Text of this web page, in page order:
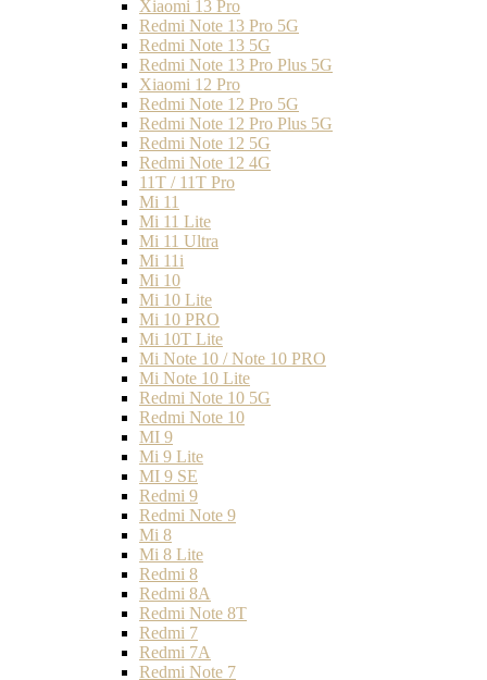
Xiaomi 13 Pro
Redmi Note 13 Pro 5G
Redmi Note 13 5G
Redmi Note 13 Pro Plus 5G
Xiaomi 12 Pro
Redmi Note 12 Pro 5G
Redmi Note 12 Pro Plus 5G
Redmi Note 12 5G
Redmi Note 12 4G
11T / 11T Pro
Mi 11
Mi 11 Lite
Mi 11 Ultra
Mi 11i
Mi 10
Mi 10 Lite
Mi 10 PRO
Mi 10T Lite
Mi Note 10 / Note 10 PRO
Mi Note 10 Lite
Redmi Note 10 5G
Redmi Note 10
MI 9
Mi 9 Lite
MI 9 SE
Redmi 9
Redmi Note 9
Mi 8
Mi 8 Lite
Redmi 8
Redmi 8A
Redmi Note 8T
Redmi 7
Redmi 7A
Redmi Note 7